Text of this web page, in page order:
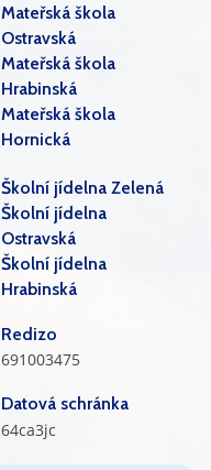
Mateřská škola
Ostravská
Mateřská škola
Hrabinská
Mateřská škola
Hornická
Školní jídelna Zelená
Školní jídelna
Ostravská
Školní jídelna
Hrabinská
Redizo
691003475
Datová schránka
64ca3jc